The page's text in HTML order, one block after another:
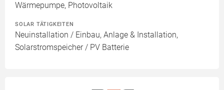
Wärmepumpe, Photovoltaik
SOLAR TÄTIGKEITEN
Neuinstallation / Einbau, Anlage & Installation,
Solarstromspeicher / PV Batterie